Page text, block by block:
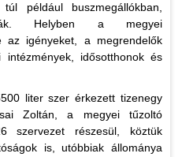
például buszmegállókban,
Helyben a megyei
az igényeket, a megrendelők
intézmények, idősotthonok és
liter szer érkezett tizenegy
Zoltán, a megyei tűzoltó
szervezet részesül, köztük
is, utóbbiak állománya